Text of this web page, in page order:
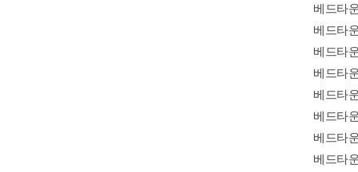
베드타
베드타
베드타
베드타
베드타
베드타
베드타
베드타